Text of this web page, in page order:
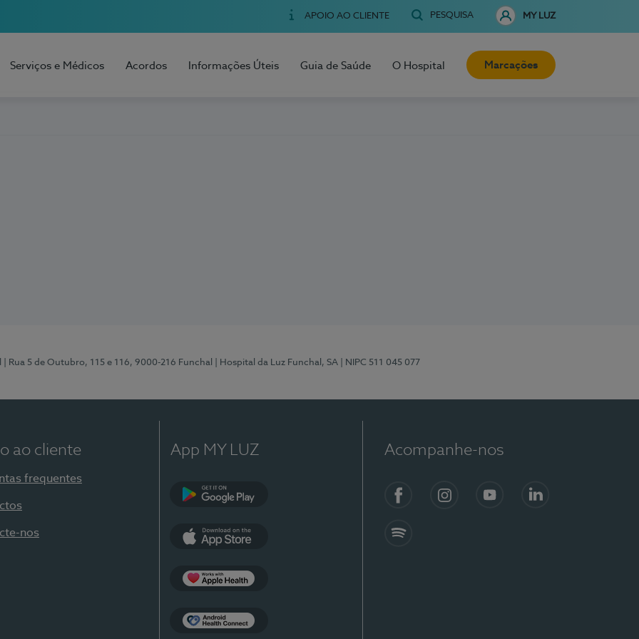
APOIO AO CLIENTE PESQUISA MY LUZ
Serviços e Médicos Acordos Informações Úteis Guia de Saúde O Hospital Marcações
| Rua 5 de Outubro, 115 e 116, 9000-216 Funchal | Hospital da Luz Funchal, SA | NIPC 511 045 077
ao cliente
frequentes
nos
App MY LUZ Acompanhe-nos